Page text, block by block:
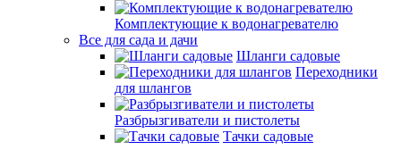
Комплектующие к водонагревателю
Все для сада и дачи
Шланги садовые
Переходники
для шлангов
Разбрызгиватели и пистолеты
Тачки садовые